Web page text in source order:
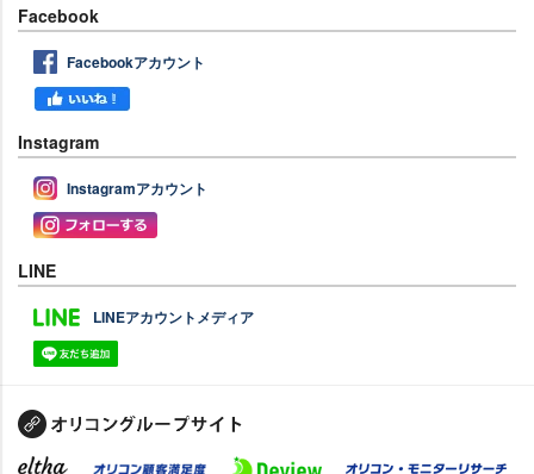
Facebook
Facebookアカウント
Instagram
Instagramアカウント
LINE
LINEアカウントメディア